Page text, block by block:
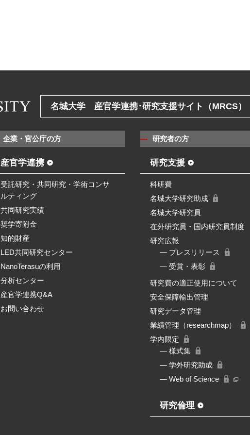
名城大学 産官学連携･研究支援サイト（MRCS）
企業・官公庁の方
産官学連携
受託研究・共同研究・学術コンサ
ルティング
共同研究実績
奨学寄附金
知的財産
LED共同研究センター
NanoTerasuの利用
分析センター
産官学連携Q&A
お問い合わせ
研究者の方
研究支援
科研費
名城大学研究助成
名城大学研究員
在外研究員・国内研究員制度
研究広報
― プレスリリース
― 受賞・表彰
研究費の適正使用について
安全保障輸出管理
研究データ管理
業績管理（researchmap）
学内限定
― 様式集
― 学外研究助成
― Web of Science
研究倫理